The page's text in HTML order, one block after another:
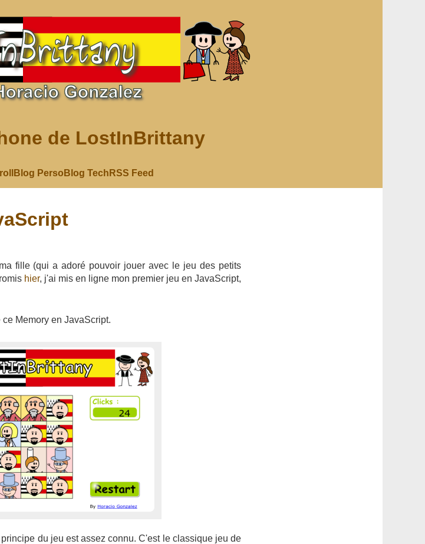
de LostInBrittany
Blog Perso Blog Tech RSS Feed
fille (qui a adoré pouvoir jouer avec le jeu des petits
hier, j'ai mis en ligne mon premier jeu en JavaScript,
Memory en JavaScript.
du jeu est assez connu. C'est le classique jeu de